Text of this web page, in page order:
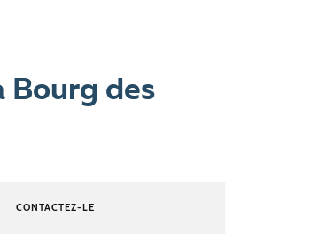
Bourg des
CONTACTEZ-LE